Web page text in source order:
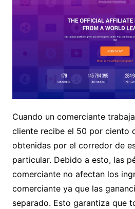
Cuando un comerciante
cliente recibe el 50 por ciento
obtenidas por el corredor de
particular. Debido a esto, las
comerciante no afectan los
comerciante ya que las
separado. Esto garantiza que